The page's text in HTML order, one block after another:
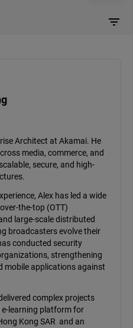
Architect at Akamai. He
media, commerce, and
secure, and high-
Alex has led a wide
the-top (OTT)
large-scale distributed
broadcasters evolve their
conducted security
strengthening
mobile applications against
complex projects
e-learning platform for
Kong SAR and an